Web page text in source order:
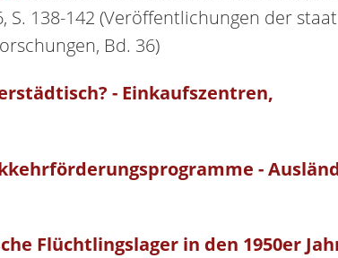
S. 138-142 (Veröffentlichungen der
Bd. 36)
- Einkaufszentren,
-
Flüchtlingslager in den 1950er